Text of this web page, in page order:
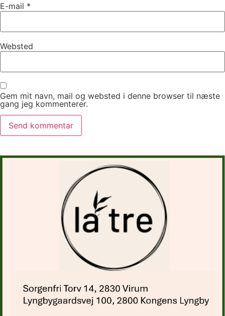
E-mail *
Websted
Gem mit navn, mail og websted i denne browser til næste
gang jeg kommenterer.